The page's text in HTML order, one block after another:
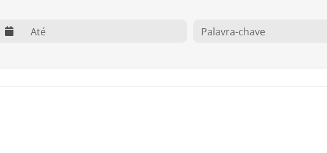
web.dte O que você procura?